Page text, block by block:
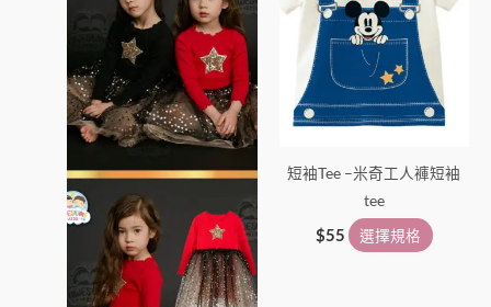
多
種
款
式。
可
在
產
品
頁
面
選
短袖Tee –米奇工人褲短袖
tee
$55 選擇規格
多
種
式。
可
產
頁